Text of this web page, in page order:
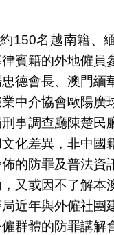
150名越南籍、
賓籍的外地僱員
德會長、澳門緬
中介協會歐陽廣
事調查廳陳楚民
化差異，非中國
的防罪及普法資
又或因不了解本
近年與外僱社團
群體的防罪講解